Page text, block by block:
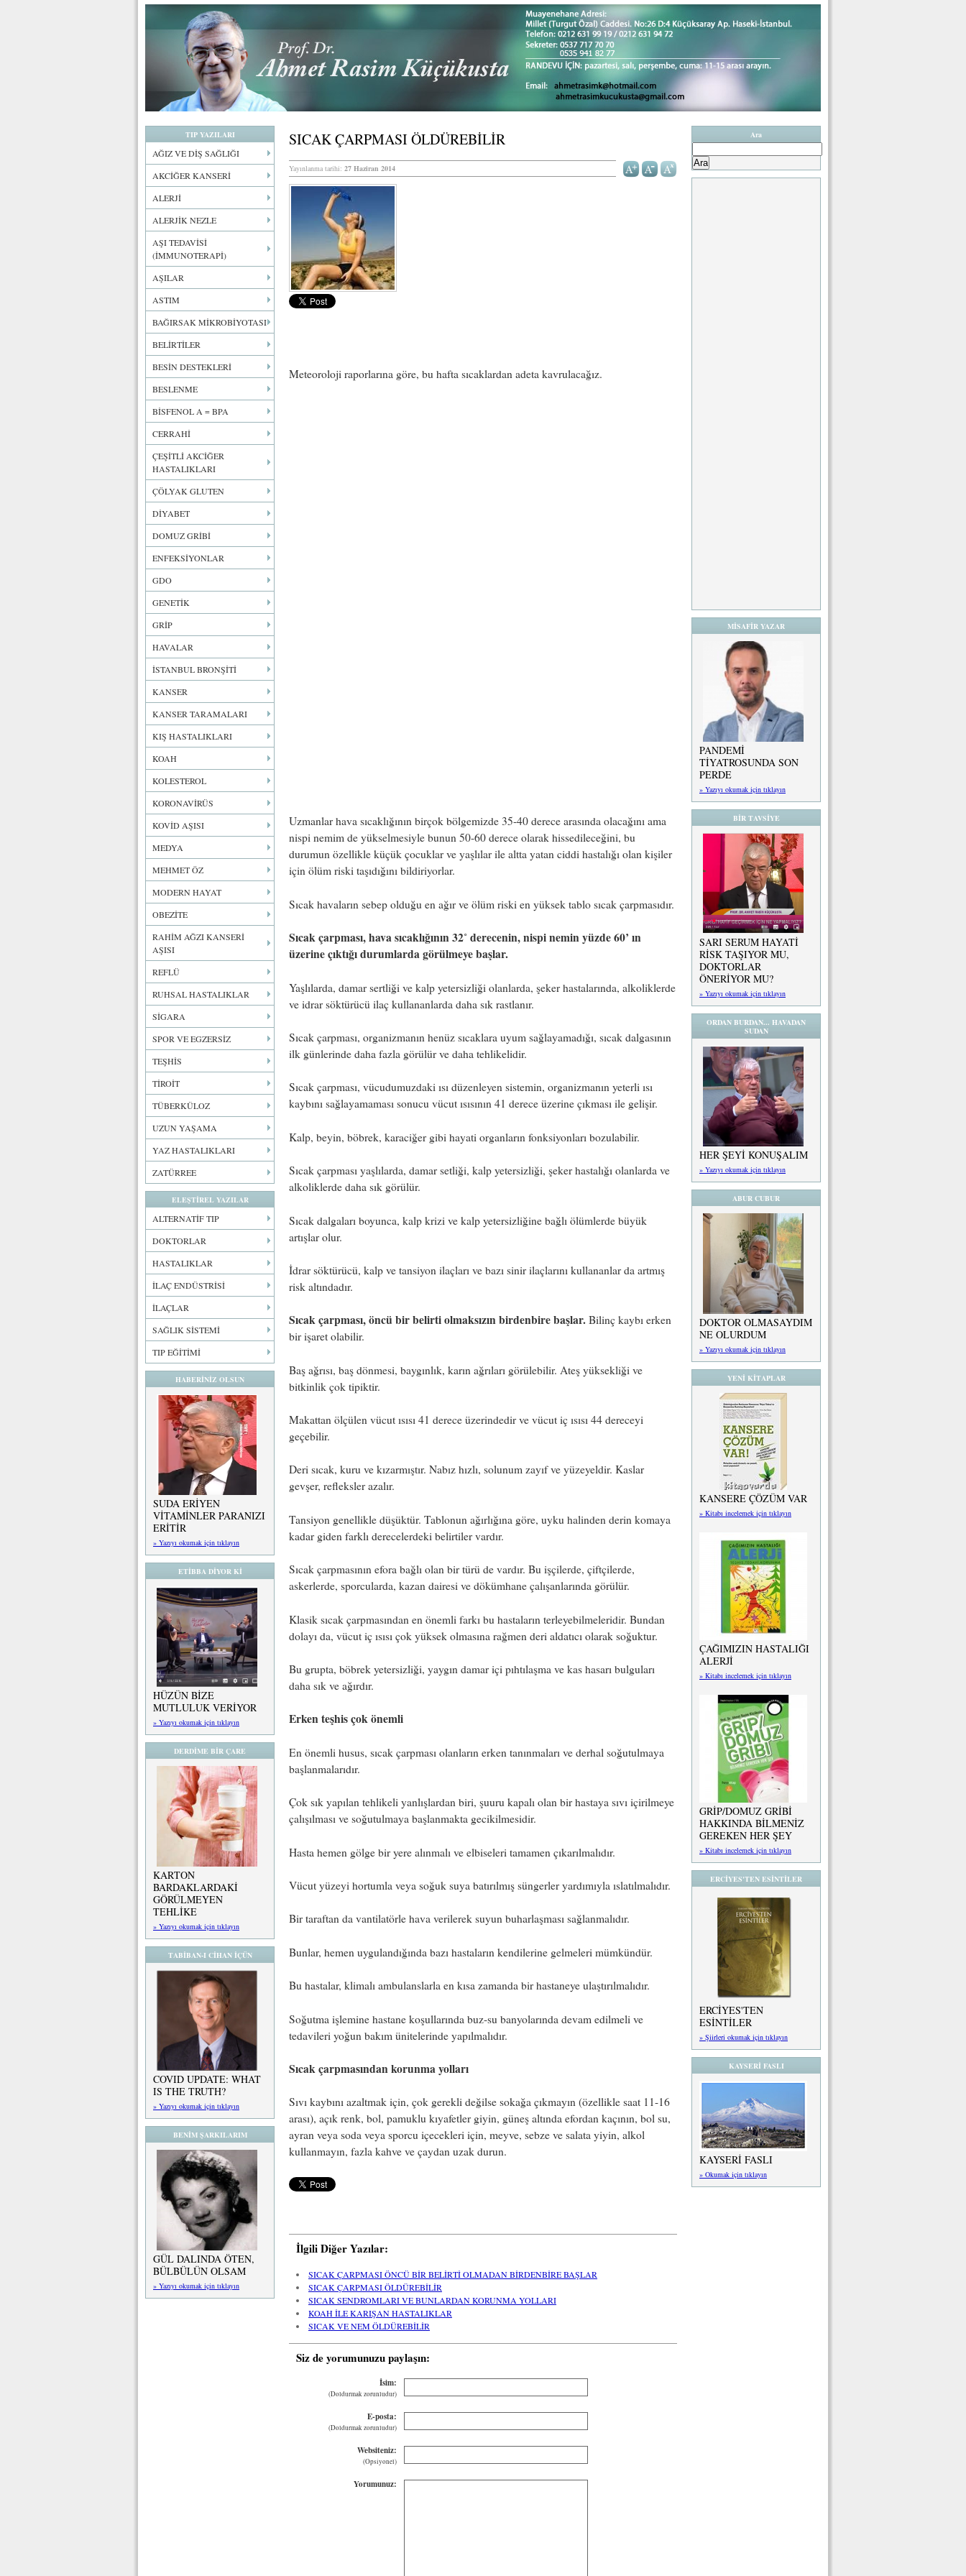
TIP YAZILARI
AĞIZ VE DİŞ SAĞLIĞI
AKCİĞER KANSERİ
ALERJİ
ALERJİK NEZLE
AŞI TEDAVİSİ
(İMMUNOTERAPİ)
AŞILAR
ASTIM
BAĞIRSAK MİKROBİYOTASI
BELİRTİLER
BESİN DESTEKLERİ
BESLENME
BİSFENOL A = BPA
CERRAHİ
ÇEŞİTLİ AKCİĞER
HASTALIKLARI
ÇÖLYAK GLUTEN
DİYABET
DOMUZ GRİBİ
ENFEKSİYONLAR
GDO
GENETİK
GRİP
HAVALAR
İSTANBUL BRONŞİTİ
KANSER
KANSER TARAMALARI
KIŞ HASTALIKLARI
KOAH
KOLESTEROL
KORONAVİRÜS
KOVİD AŞISI
MEDYA
MEHMET ÖZ
MODERN HAYAT
OBEZİTE
RAHİM AĞZI KANSERİ
AŞISI
REFLÜ
RUHSAL HASTALIKLAR
SİGARA
SPOR VE EGZERSİZ
TEŞHİS
TİROİT
TÜBERKÜLOZ
UZUN YAŞAMA
YAZ HASTALIKLARI
ZATÜRREE
ELEŞTİREL YAZILAR
ALTERNATİF TIP
DOKTORLAR
HASTALIKLAR
İLAÇ ENDÜSTRİSİ
İLAÇLAR
SAĞLIK SİSTEMİ
TIP EĞİTİMİ
HABERİNİZ OLSUN
SUDA ERİYEN
VİTAMİNLER PARANIZI
ERİTİR
» Yazıyı okumak için tıklayın
ETİBBA DİYOR Kİ
HÜZÜN BİZE
MUTLULUK VERİYOR
» Yazıyı okumak için tıklayın
DERDİME BİR ÇARE
KARTON
BARDAKLARDAKİ
GÖRÜLMEYEN
TEHLİKE
» Yazıyı okumak için tıklayın
TABİBAN-I CİHAN İÇÜN
COVID UPDATE: WHAT
IS THE TRUTH?
» Yazıyı okumak için tıklayın
BENİM ŞARKILARIM
GÜL DALINDA ÖTEN,
BÜLBÜLÜN OLSAM
» Yazıyı okumak için tıklayın
SICAK ÇARPMASI ÖLDÜREBİLİR
Yayınlanma tarihi: 27 Haziran 2014
Meteoroloji raporlarına göre, bu hafta sıcaklardan adeta kavrulacağız.
Uzmanlar hava sıcaklığının birçok bölgemizde 35-40 derece arasında olacağını ama
nispi nemim de yükselmesiyle bunun 50-60 derece olarak hissedileceğini, bu
durumun özellikle küçük çocuklar ve yaşlılar ile altta yatan ciddi hastalığı olan kişiler
için ölüm riski taşıdığını bildiriyorlar.
Sıcak havaların sebep olduğu en ağır ve ölüm riski en yüksek tablo sıcak çarpmasıdır.
Sıcak çarpması, hava sıcaklığının 32˚ derecenin, nispi nemin yüzde 60’ ın
üzerine çıktığı durumlarda görülmeye başlar.
Yaşlılarda, damar sertliği ve kalp yetersizliği olanlarda, şeker hastalarında, alkoliklerde
ve idrar söktürücü ilaç kullananlarda daha sık rastlanır.
Sıcak çarpması, organizmanın henüz sıcaklara uyum sağlayamadığı, sıcak dalgasının
ilk günlerinde daha fazla görülür ve daha tehlikelidir.
Sıcak çarpması, vücudumuzdaki ısı düzenleyen sistemin, organizmanın yeterli ısı
kaybını sağlayamaması sonucu vücut ısısının 41 derece üzerine çıkması ile gelişir.
Kalp, beyin, böbrek, karaciğer gibi hayati organların fonksiyonları bozulabilir.
Sıcak çarpması yaşlılarda, damar setliği, kalp yetersizliği, şeker hastalığı olanlarda ve
alkoliklerde daha sık görülür.
Sıcak dalgaları boyunca, kalp krizi ve kalp yetersizliğine bağlı ölümlerde büyük
artışlar olur.
İdrar söktürücü, kalp ve tansiyon ilaçları ve bazı sinir ilaçlarını kullananlar da artmış
risk altındadır.
Sıcak çarpması, öncü bir belirti olmaksızın birdenbire başlar. Bilinç kaybı erken
bir işaret olabilir.
Baş ağrısı, baş dönmesi, baygınlık, karın ağrıları görülebilir. Ateş yüksekliği ve
bitkinlik çok tipiktir.
Makattan ölçülen vücut ısısı 41 derece üzerindedir ve vücut iç ısısı 44 dereceyi
geçebilir.
Deri sıcak, kuru ve kızarmıştır. Nabız hızlı, solunum zayıf ve yüzeyeldir. Kaslar
gevşer, refleksler azalır.
Tansiyon genellikle düşüktür. Tablonun ağırlığına göre, uyku halinden derin komaya
kadar giden farklı derecelerdeki belirtiler vardır.
Sıcak çarpmasının efora bağlı olan bir türü de vardır. Bu işçilerde, çiftçilerde,
askerlerde, sporcularda, kazan dairesi ve dökümhane çalışanlarında görülür.
Klasik sıcak çarpmasından en önemli farkı bu hastaların terleyebilmeleridir. Bundan
dolayı da, vücut iç ısısı çok yüksek olmasına rağmen deri aldatıcı olarak soğuktur.
Bu grupta, böbrek yetersizliği, yaygın damar içi pıhtılaşma ve kas hasarı bulguları
daha sık ve ağırdır.
Erken teşhis çok önemli
En önemli husus, sıcak çarpması olanların erken tanınmaları ve derhal soğutulmaya
başlanmalarıdır.
Çok sık yapılan tehlikeli yanlışlardan biri, şuuru kapalı olan bir hastaya sıvı içirilmeye
çalışılması ve soğutulmaya başlanmakta gecikilmesidir.
Hasta hemen gölge bir yere alınmalı ve elbiseleri tamamen çıkarılmalıdır.
Vücut yüzeyi hortumla veya soğuk suya batırılmış süngerler yardımıyla ıslatılmalıdır.
Bir taraftan da vantilatörle hava verilerek suyun buharlaşması sağlanmalıdır.
Bunlar, hemen uygulandığında bazı hastaların kendilerine gelmeleri mümkündür.
Bu hastalar, klimalı ambulanslarla en kısa zamanda bir hastaneye ulaştırılmalıdır.
Soğutma işlemine hastane koşullarında buz-su banyolarında devam edilmeli ve
tedavileri yoğun bakım ünitelerinde yapılmalıdır.
Sıcak çarpmasından korunma yolları
Sıvı kaybını azaltmak için, çok gerekli değilse sokağa çıkmayın (özellikle saat 11-16
arası), açık renk, bol, pamuklu kıyafetler giyin, güneş altında efordan kaçının, bol su,
ayran veya soda veya sporcu içecekleri için, meyve, sebze ve salata yiyin, alkol
kullanmayın, fazla kahve ve çaydan uzak durun.
İlgili Diğer Yazılar:
SICAK ÇARPMASI ÖNCÜ BİR BELİRTİ OLMADAN BİRDENBİRE BAŞLAR
SICAK ÇARPMASI ÖLDÜREBİLİR
SICAK SENDROMLARI VE BUNLARDAN KORUNMA YOLLARI
KOAH İLE KARIŞAN HASTALIKLAR
SICAK VE NEM ÖLDÜREBİLİR
Siz de yorumunuzu paylaşın:
İsim:
(Doldurmak zorunludur)
E-posta:
(Doldurmak zorunludur)
Websiteniz:
(Opsiyonel)
Yorumunuz:
Ara
MİSAFİR YAZAR
PANDEMİ
TİYATROSUNDA SON
PERDE
» Yazıyı okumak için tıklayın
BİR TAVSİYE
SARI SERUM HAYATİ
RİSK TAŞIYOR MU,
DOKTORLAR
ÖNERİYOR MU?
» Yazıyı okumak için tıklayın
ORDAN BURDAN... HAVADAN
SUDAN
HER ŞEYİ KONUŞALIM
» Yazıyı okumak için tıklayın
ABUR CUBUR
DOKTOR OLMASAYDIM
NE OLURDUM
» Yazıyı okumak için tıklayın
YENİ KİTAPLAR
KANSERE ÇÖZÜM VAR
» Kitabı incelemek için tıklayın
ÇAĞIMIZIN HASTALIĞI
ALERJİ
» Kitabı incelemek için tıklayın
GRİP/DOMUZ GRİBİ
HAKKINDA BİLMENİZ
GEREKEN HER ŞEY
» Kitabı incelemek için tıklayın
ERCİYES'TEN ESİNTİLER
ERCİYES'TEN
ESİNTİLER
» Şiirleri okumak için tıklayın
KAYSERİ FASLI
KAYSERİ FASLI
» Okumak için tıklayın